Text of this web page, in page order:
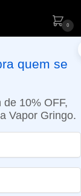
0
quem se
10% OFF,
Vapor Gringo.